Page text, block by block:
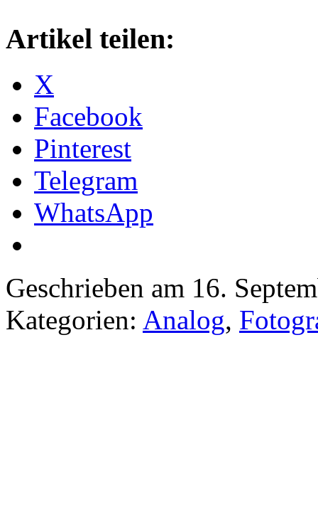
Artikel teilen:
X
Facebook
Pinterest
Telegram
WhatsApp
Geschrieben am 16.
Kategorien: Analog,